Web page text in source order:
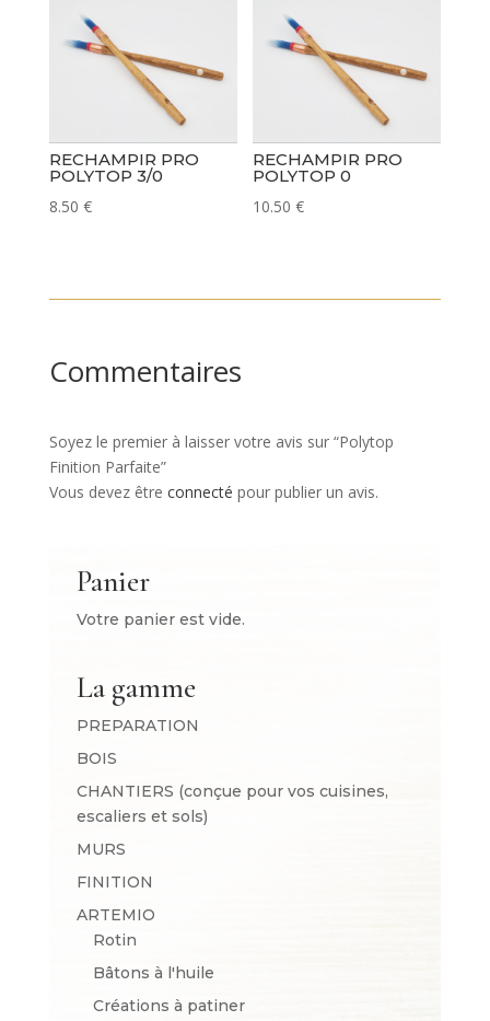
RECHAMPIR PRO
POLYTOP 3/0
8.50 €
RECHAMPIR PRO
POLYTOP 0
10.50€
Commentaires
Soyez le premier à laisser votre avis sur “Polytop
Finition Parfaite”
Vous devez être connecté pour publier un avis.
Panier
Votre panier est vide.
La gamme
PREPARATION
BOIS
CHANTIERS (conçue pour vos cuisines,
escaliers et sols)
MURS
FINITION
ARTEMIO
Rotin
Bâtons à l'huile
Créations à patiner